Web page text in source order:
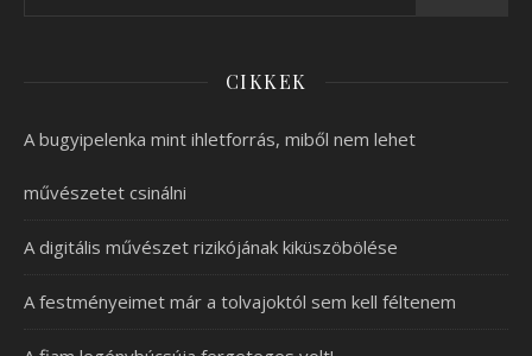
CIKKEK
A bugyipelenka mint ihletforrás, miből nem lehet
művészetet csinálni
A digitális művészet rizikójának kiküszöbölése
A festményeimet már a tolvajoktól sem kell féltenem